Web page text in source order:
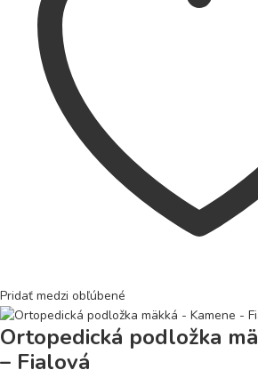
Pridať medzi obľúbené
Ortopedická podložka
– Fialová